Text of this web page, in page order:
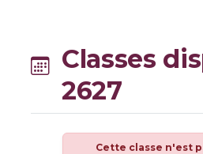
Classes
2627
Cette classe n'est